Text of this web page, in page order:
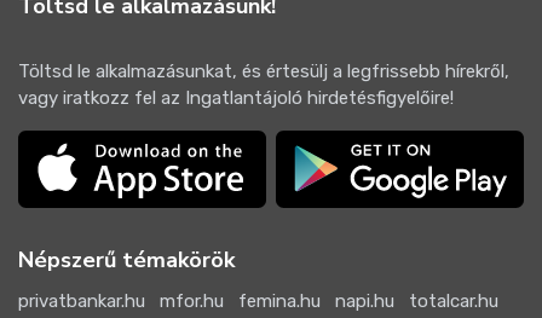
Töltsd le alkalmazásunkat, és értesülj a legfrissebb hírekről,
vagy iratkozz fel az Ingatlantájoló hirdetésfigyelőire!
Népszerű témakörök
privatbankar.hu mfor.hu femina.hu napi.hu
totalcar.hu